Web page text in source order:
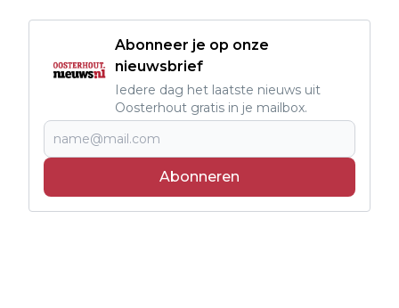
Abonneer je op onze
nieuwsbrief
Iedere dag het laatste nieuws uit
Oosterhout gratis in je mailbox.
Abonneren